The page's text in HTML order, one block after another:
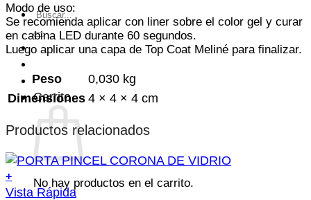
Buscar
por:
Carrito
No hay productos en el carrito.
Modo de uso:
Se recomienda aplicar con liner sobre el color gel y curar
en cabina LED durante 60 segundos.
Luego aplicar una capa de Top Coat Meliné para finalizar.
Peso
0,030 kg
Dimensiones 4 × 4 × 4 cm
Productos relacionados
+
Vista Rápida